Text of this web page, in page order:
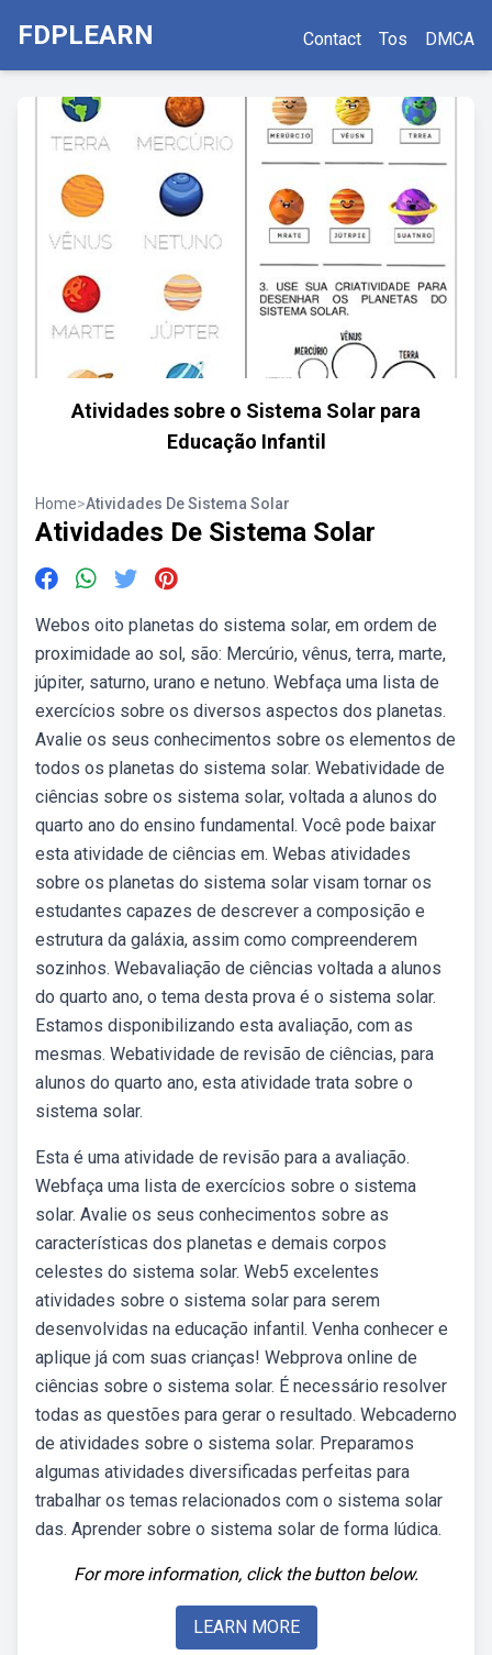
FDPLEARN Contact Tos DMCA
Atividades sobre o Sistema Solar para
Educação Infantil
Home>Atividades De Sistema Solar
Atividades De Sistema Solar
Webos oito planetas do sistema solar, em ordem de
proximidade ao sol, são: Mercúrio, vênus, terra, marte,
júpiter, saturno, urano e netuno. Webfaça uma lista de
exercícios sobre os diversos aspectos dos planetas.
Avalie os seus conhecimentos sobre os elementos de
todos os planetas do sistema solar. Webatividade de
ciências sobre os sistema solar, voltada a alunos do
quarto ano do ensino fundamental. Você pode baixar
esta atividade de ciências em. Webas atividades
sobre os planetas do sistema solar visam tornar os
estudantes capazes de descrever a composição e
estrutura da galáxia, assim como compreenderem
sozinhos. Webavaliação de ciências voltada a alunos
do quarto ano, o tema desta prova é o sistema solar.
Estamos disponibilizando esta avaliação, com as
mesmas. Webatividade de revisão de ciências, para
alunos do quarto ano, esta atividade trata sobre o
sistema solar.
Esta é uma atividade de revisão para a avaliação.
Webfaça uma lista de exercícios sobre o sistema
solar. Avalie os seus conhecimentos sobre as
características dos planetas e demais corpos
celestes do sistema solar. Web5 excelentes
atividades sobre o sistema solar para serem
desenvolvidas na educação infantil. Venha conhecer e
aplique já com suas crianças! Webprova online de
ciências sobre o sistema solar. É necessário resolver
todas as questões para gerar o resultado. Webcaderno
de atividades sobre o sistema solar. Preparamos
algumas atividades diversificadas perfeitas para
trabalhar os temas relacionados com o sistema solar
das. Aprender sobre o sistema solar de forma lúdica.
For more information, click the button below.
LEARN MORE